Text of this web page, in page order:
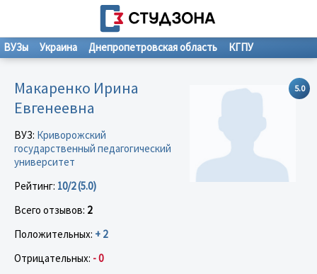
ВУЗы Украина Днепропетровская область КГПУ
5.0
Макаренко Ирина
Евгенеевна
ВУЗ: Криворожский
государственный педагогический
университет
Рейтинг: 10/2 (5.0)
Всего отзывов: 2
Положительных: + 2
Отрицательных: - 0